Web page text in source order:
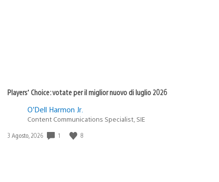
Players’ Choice: votate per il miglior nuovo di luglio 2026
O’Dell Harmon Jr.
Content Communications Specialist, SIE
Data
3 Agosto, 2026 1 8